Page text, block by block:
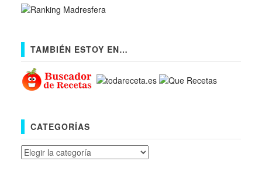
TAMBIÉN ESTOY EN…
CATEGORÍAS
Categorías